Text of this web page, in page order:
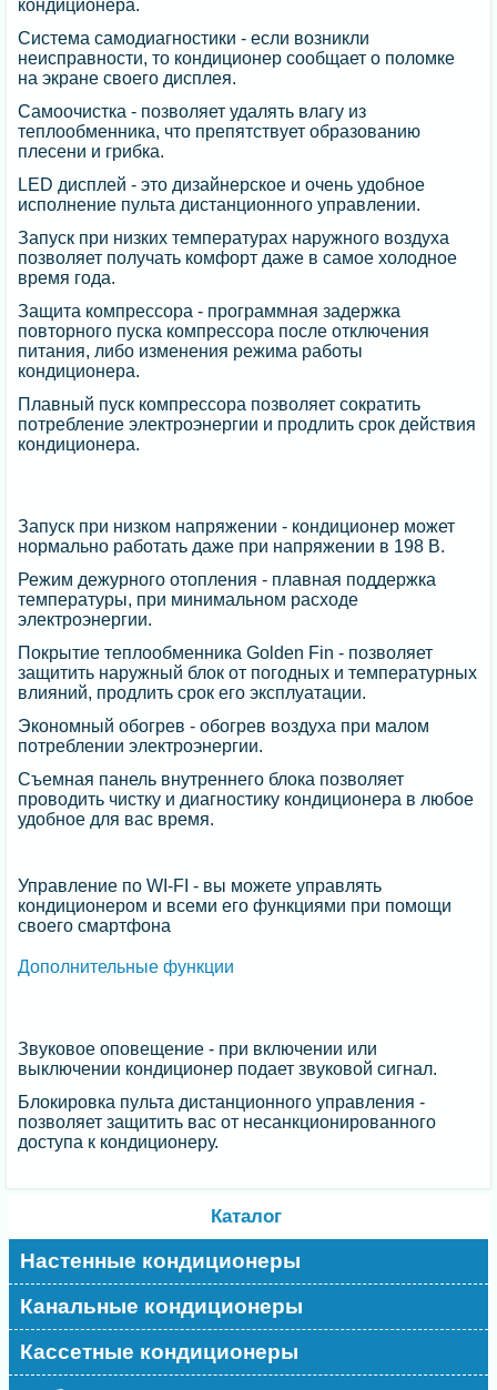
кондиционера.
Система самодиагностики - если возникли
неисправности, то кондиционер сообщает о поломке
на экране своего дисплея.
Самоочистка - позволяет удалять влагу из
теплообменника, что препятствует образованию
плесени и грибка.
LED дисплей - это дизайнерское и очень удобное
исполнение пульта дистанционного управлении.
Запуск при низких температурах наружного воздуха
позволяет получать комфорт даже в самое холодное
время года.
Защита компрессора - программная задержка
повторного пуска компрессора после отключения
питания, либо изменения режима работы
кондиционера.
Плавный пуск компрессора позволяет сократить
потребление электроэнергии и продлить срок действия
кондиционера.
Запуск при низком напряжении - кондиционер может
нормально работать даже при напряжении в 198 В.
Режим дежурного отопления - плавная поддержка
температуры, при минимальном расходе
электроэнергии.
Покрытие теплообменника Golden Fin - позволяет
защитить наружный блок от погодных и температурных
влияний, продлить срок его эксплуатации.
Экономный обогрев - обогрев воздуха при малом
потреблении электроэнергии.
Съемная панель внутреннего блока позволяет
проводить чистку и диагностику кондиционера в любое
удобное для вас время.
Управление по WI-FI - вы можете управлять
кондиционером и всеми его функциями при помощи
своего смартфона
Дополнительные функции
Звуковое оповещение - при включении или
выключении кондиционер подает звуковой сигнал.
Блокировка пульта дистанционного управления -
позволяет защитить вас от несанкционированного
доступа к кондиционеру.
Каталог
Настенные кондиционеры
Канальные кондиционеры
Кассетные кондиционеры